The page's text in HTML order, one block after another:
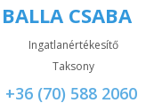
BALLA CSABA
Ingatlanértékesítő
Taksony
+36 (70) 588 2060